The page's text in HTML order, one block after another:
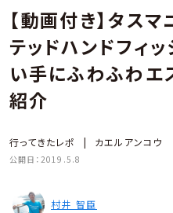
【動画付き】タス
テッドハンドフィ
い手にふわふわ
紹介
行ってきたレポ | カエルアンコウ
公開日： 2019.5.8
村井 智臣